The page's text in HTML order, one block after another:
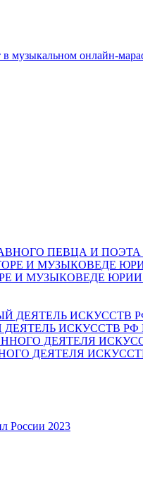
музыкальном онлайн-
ПЕВЦА И
И МУЗЫКОВЕДЕ
ИСКУССТВ
ДЕЯТЕЛЯ
России 2023